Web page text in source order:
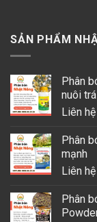
SẢN PHẨM
Phân
nuôi
Liên
Phân
mạnh
Liên
Phân